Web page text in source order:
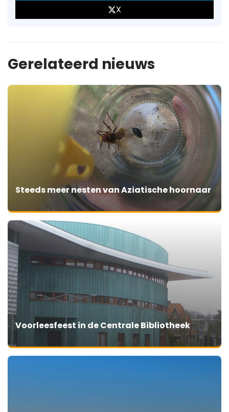
X
Gerelateerd nieuws
Steeds meer nesten van Aziatische hoornaar
Voorleesfeest in de Centrale Bibliotheek